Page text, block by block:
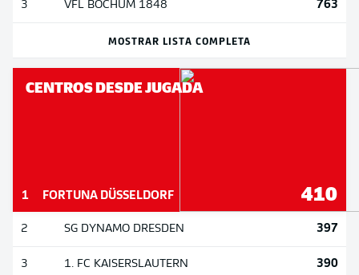
3 VFL BOCHUM 1848 763
MOSTRAR LISTA COMPLETA
CENTROS DESDE JUGADA
1 FORTUNA DÜSSELDORF 410
2 SG DYNAMO DRESDEN 397
3 1. FC KAISERSLAUTERN 390